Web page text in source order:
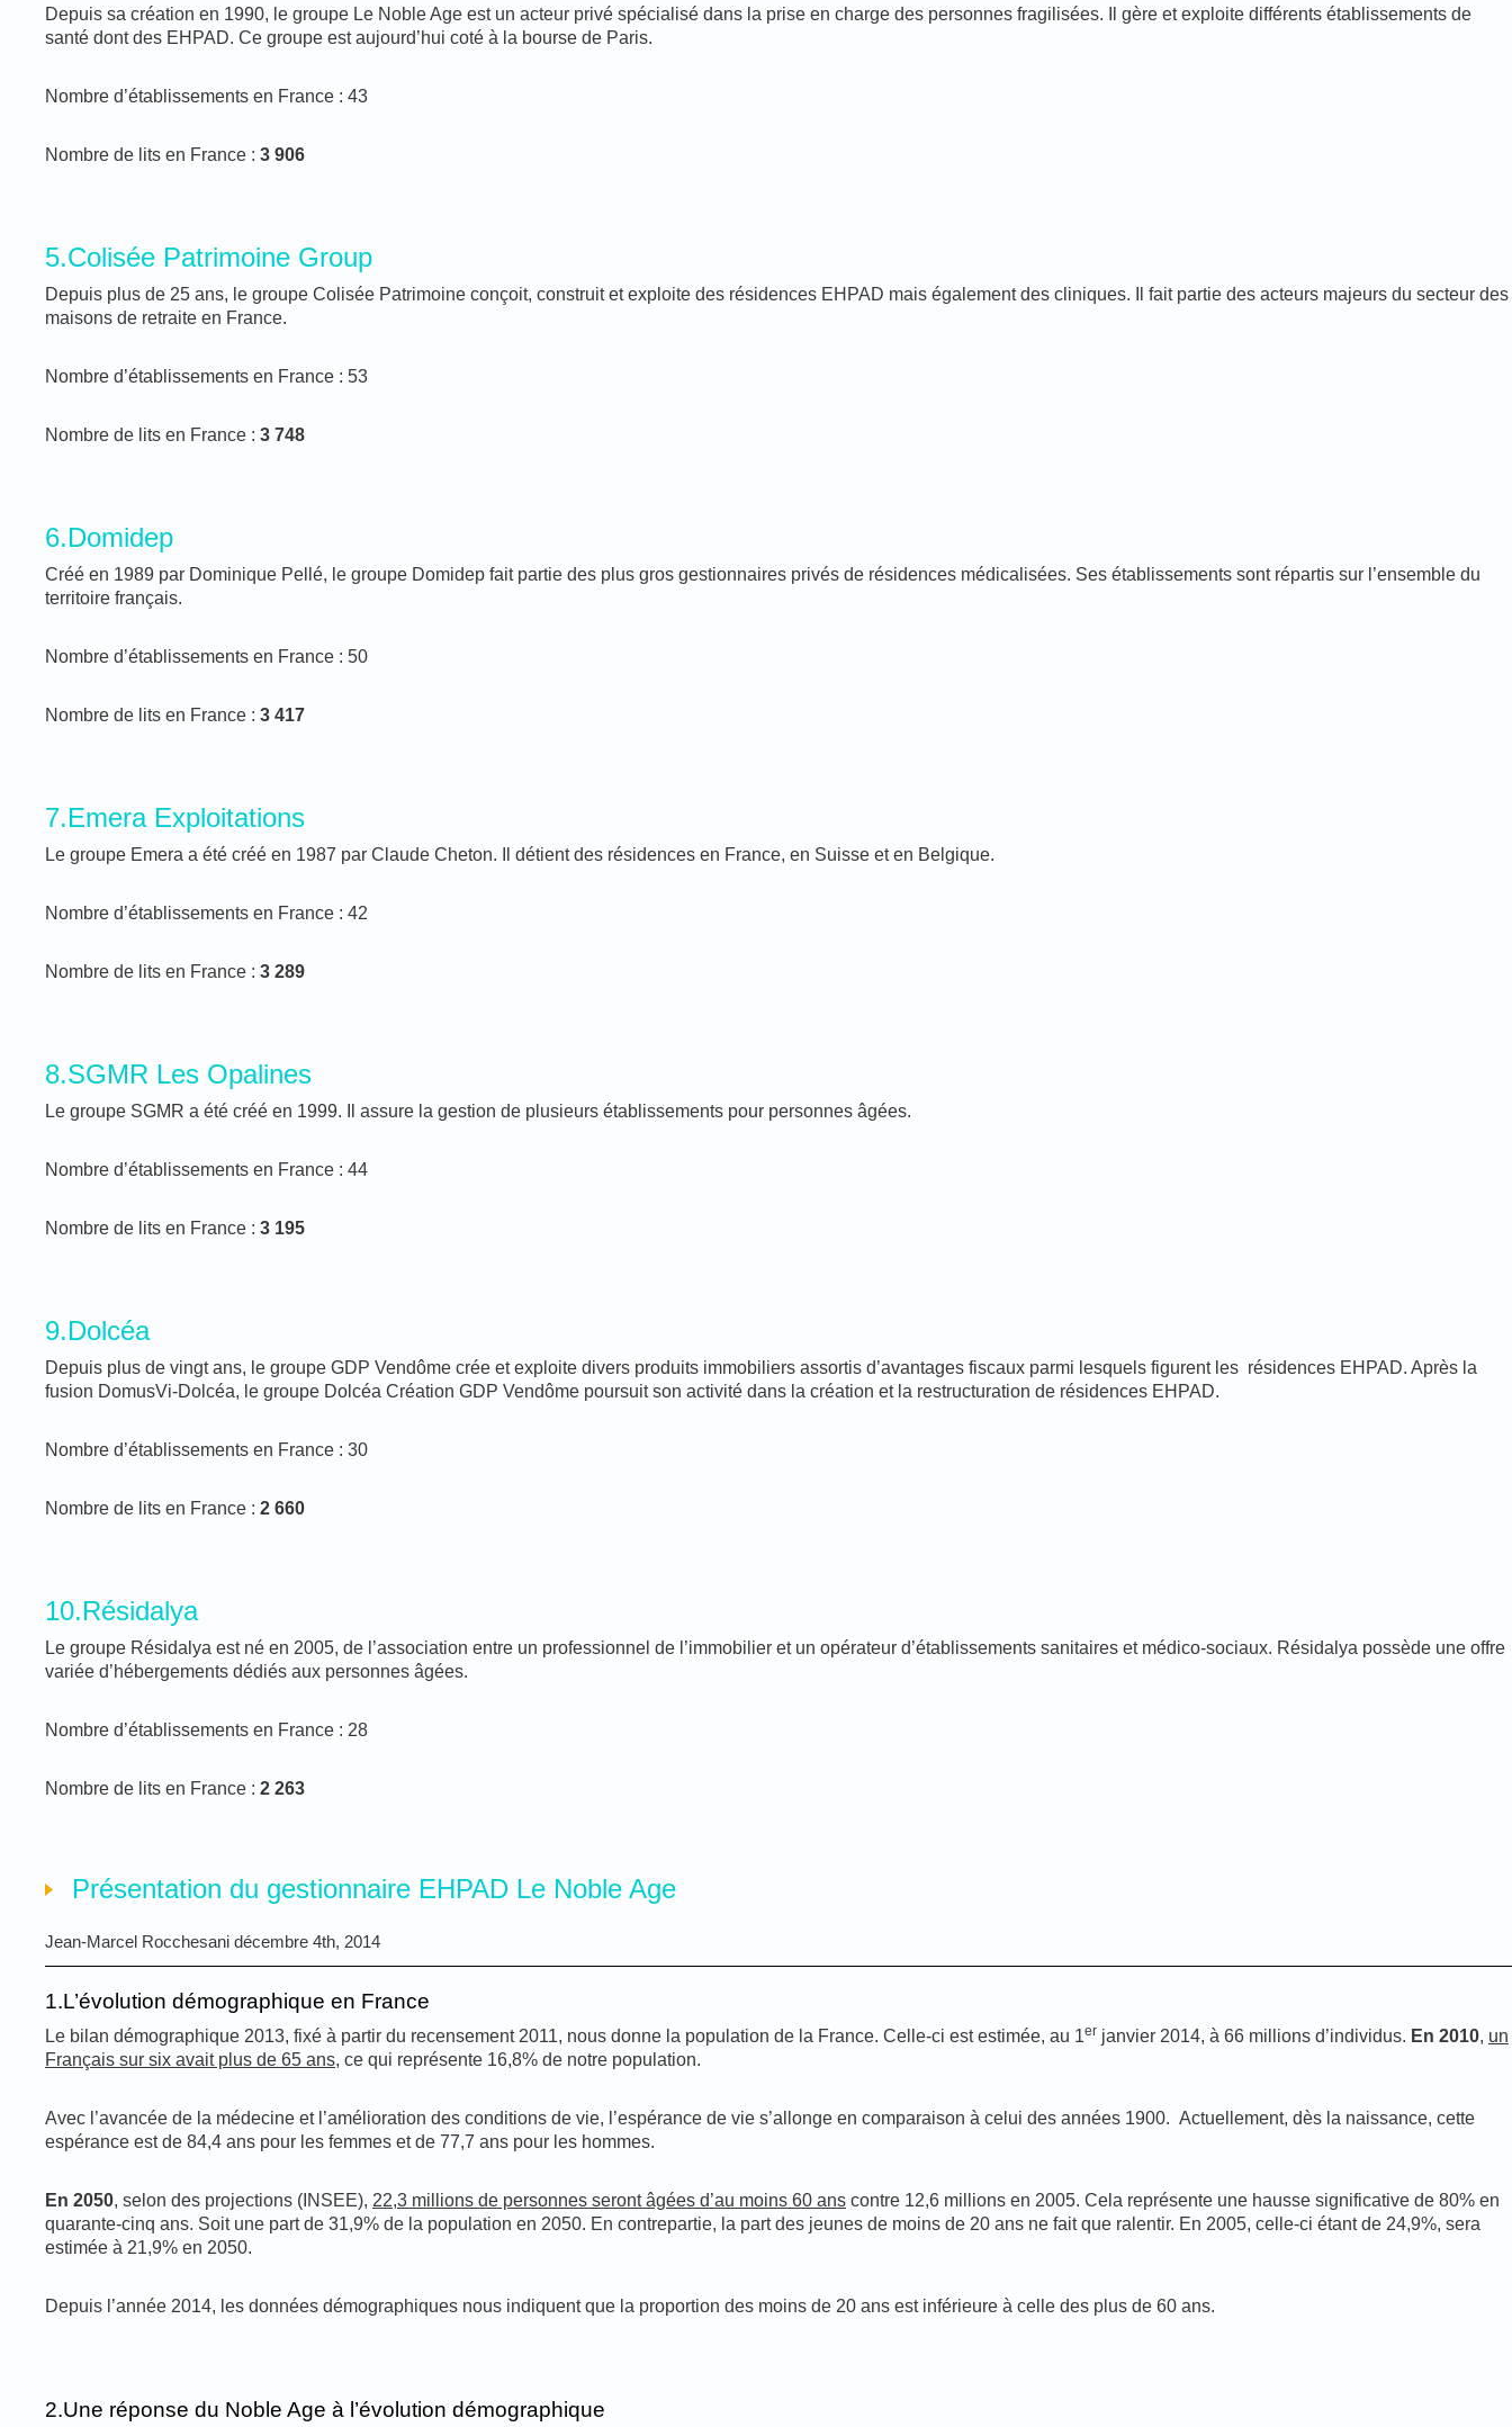
Depuis sa création en 1990, le groupe Le Noble Age est un acteur privé spécialisé dans la prise en charge des personnes fragilisées. Il gère et exploite différents établissements de
santé dont des EHPAD. Ce groupe est aujourd’hui coté à la bourse de Paris.
Nombre d’établissements en France : 43
Nombre de lits en France : 3 906
5.Colisée Patrimoine Group
Depuis plus de 25 ans, le groupe Colisée Patrimoine conçoit, construit et exploite des résidences EHPAD mais également des cliniques. Il fait partie des acteurs majeurs du secteur des
maisons de retraite en France.
Nombre d’établissements en France : 53
Nombre de lits en France : 3 748
6.Domidep
Créé en 1989 par Dominique Pellé, le groupe Domidep fait partie des plus gros gestionnaires privés de résidences médicalisées. Ses établissements sont répartis sur l’ensemble du
territoire français.
Nombre d’établissements en France : 50
Nombre de lits en France : 3 417
7.Emera Exploitations
Le groupe Emera a été créé en 1987 par Claude Cheton. Il détient des résidences en France, en Suisse et en Belgique.
Nombre d’établissements en France : 42
Nombre de lits en France : 3 289
8.SGMR Les Opalines
Le groupe SGMR a été créé en 1999. Il assure la gestion de plusieurs établissements pour personnes âgées.
Nombre d’établissements en France : 44
Nombre de lits en France : 3 195
9.Dolcéa
Depuis plus de vingt ans, le groupe GDP Vendôme crée et exploite divers produits immobiliers assortis d’avantages fiscaux parmi lesquels figurent les résidences EHPAD. Après la
fusion DomusVi-Dolcéa, le groupe Dolcéa Création GDP Vendôme poursuit son activité dans la création et la restructuration de résidences EHPAD.
Nombre d’établissements en France : 30
Nombre de lits en France : 2 660
10.Résidalya
Le groupe Résidalya est né en 2005, de l’association entre un professionnel de l’immobilier et un opérateur d’établissements sanitaires et médico-sociaux. Résidalya possède une offre
variée d’hébergements dédiés aux personnes âgées.
Nombre d’établissements en France : 28
Nombre de lits en France : 2 263
Présentation du gestionnaire EHPAD Le Noble Age
Jean-Marcel Rocchesani décembre 4th, 2014
1.L’évolution démographique en France
Le bilan démographique 2013, fixé à partir du recensement 2011, nous donne la population de la France. Celle-ci est estimée, au 1er janvier 2014, à 66 millions d’individus. En 2010, un
Français sur six avait plus de 65 ans, ce qui représente 16,8% de notre population.
Avec l’avancée de la médecine et l’amélioration des conditions de vie, l’espérance de vie s’allonge en comparaison à celui des années 1900. Actuellement, dès la naissance, cette
espérance est de 84,4 ans pour les femmes et de 77,7 ans pour les hommes.
En 2050, selon des projections (INSEE), 22,3 millions de personnes seront âgées d’au moins 60 ans contre 12,6 millions en 2005. Cela représente une hausse significative de 80% en
quarante-cinq ans. Soit une part de 31,9% de la population en 2050. En contrepartie, la part des jeunes de moins de 20 ans ne fait que ralentir. En 2005, celle-ci étant de 24,9%, sera
estimée à 21,9% en 2050.
Depuis l’année 2014, les données démographiques nous indiquent que la proportion des moins de 20 ans est inférieure à celle des plus de 60 ans.
2.Une réponse du Noble Age à l’évolution démographique